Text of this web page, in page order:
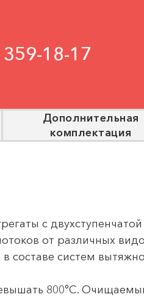
18-17
Дополнительная
комплектация
с двухступенчатой
от различных
составе систем
800°С.